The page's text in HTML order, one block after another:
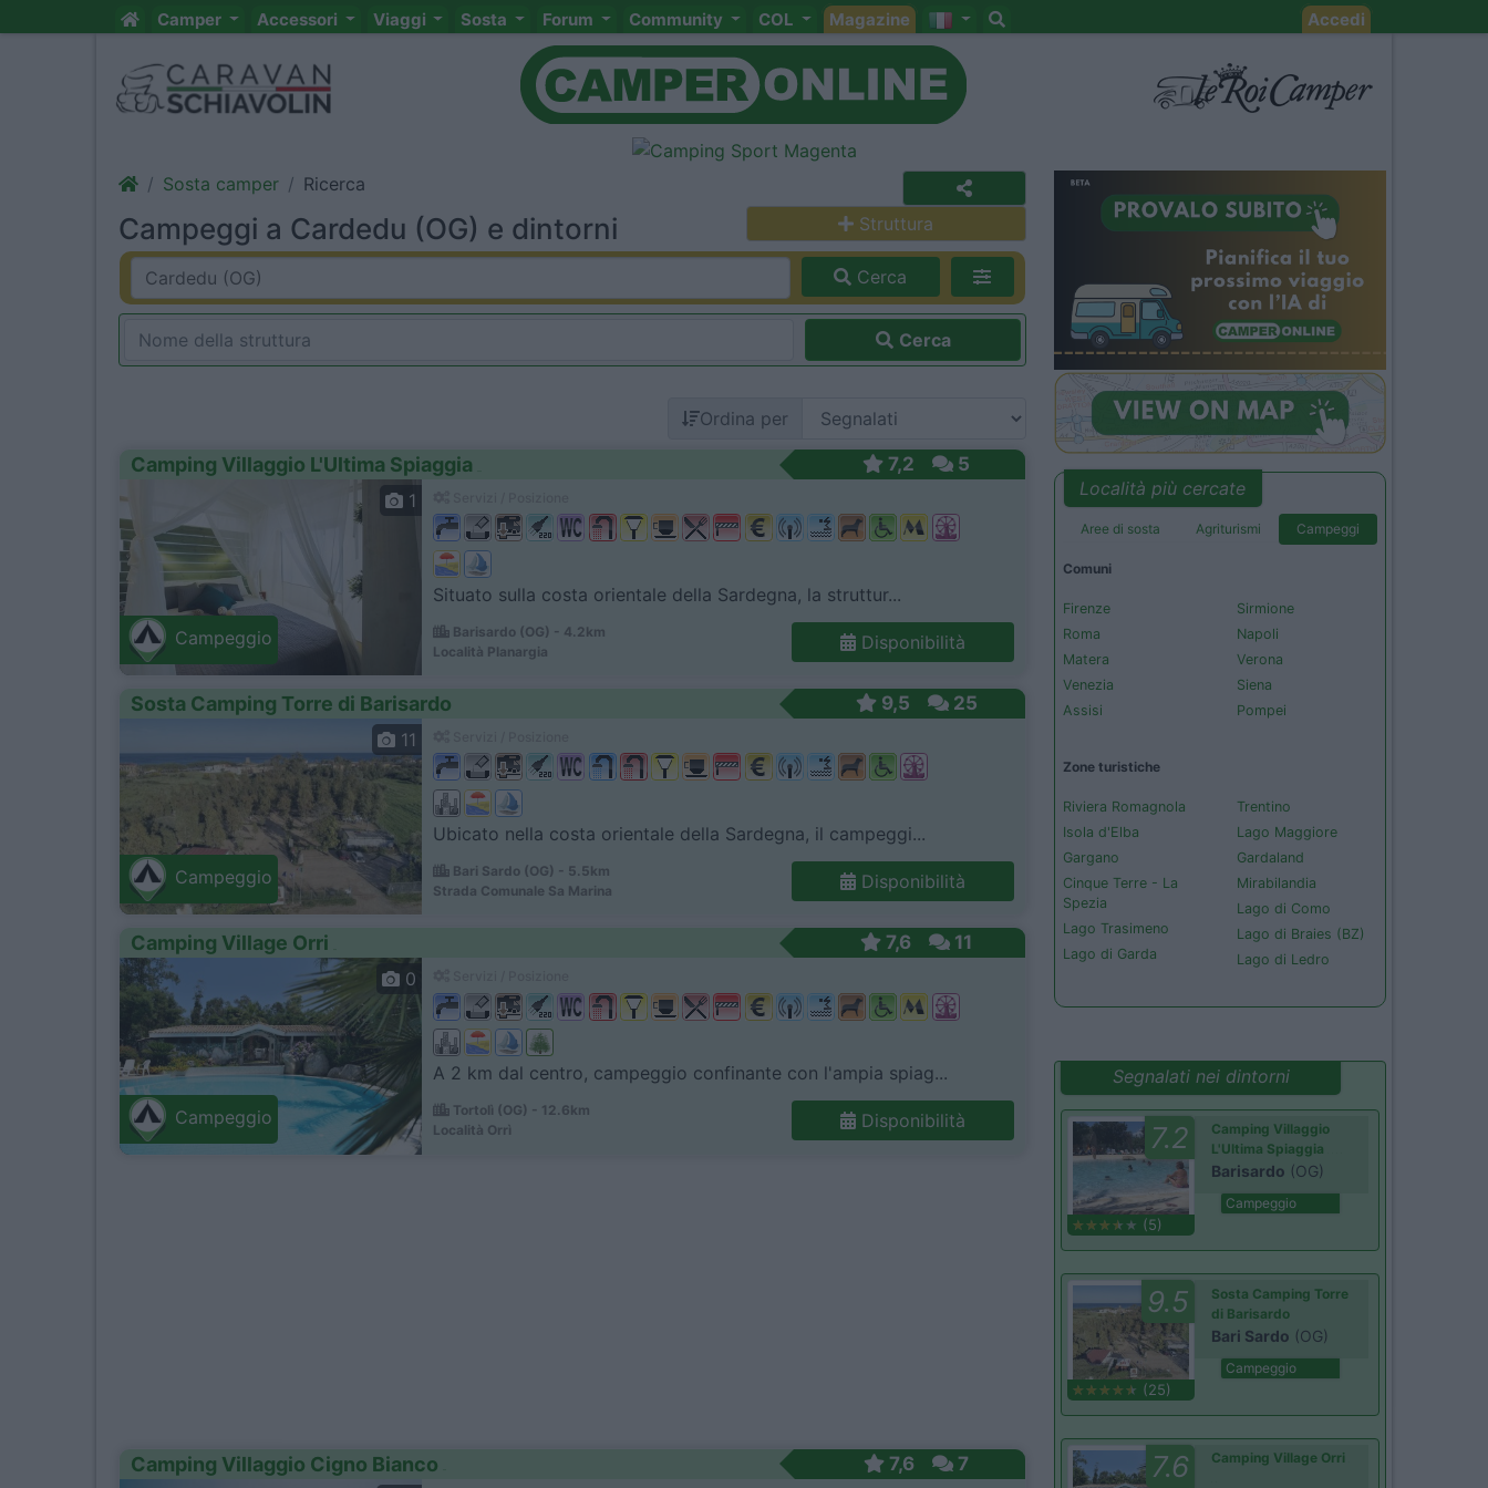
Camper Accessori Viaggi Sosta Forum Community COL Magazine Accedi
Sosta camper Ricerca
Campeggi a Cardedu (OG) e dintorni Struttura
Cerca
Cerca
Ordina per
Camping Villaggio L'Ultima Spiaggia 7,2 5
Campeggio
1
Situato sulla costa orientale della Sardegna, la struttur...
Barisardo (OG) - 4.2km
Località Planargia
Disponibilità
Sosta Camping Torre di Barisardo 9,5 25
Campeggio
11
Ubicato nella costa orientale della Sardegna, il campeggi...
Bari Sardo (OG) - 5.5km
Strada Comunale Sa Marina
Disponibilità
Camping Village Orri 7,6 11
Campeggio
0
A 2 km dal centro, campeggio confinante con l'ampia spiag...
Tortolì (OG) - 12.6km
Località Orrì
Disponibilità
Camping Villaggio Cigno Bianco 7,6 7
Località più cercate
Aree di sosta Agriturismi Campeggi
Comuni
Firenze
Roma
Matera
Venezia
Assisi
Sirmione
Napoli
Verona
Siena
Pompei
Zone turistiche
Riviera Romagnola
Isola d'Elba
Gargano
Cinque Terre - La
Spezia
Lago Trasimeno
Lago di Garda
Trentino
Lago Maggiore
Gardaland
Mirabilandia
Lago di Como
Lago di Braies (BZ)
Lago di Ledro
Segnalati nei dintorni
7.2
(5)
Camping Villaggio
L'Ultima Spiaggia
Barisardo (OG)
Campeggio
9.5
(25)
Sosta Camping Torre
di Barisardo
Bari Sardo (OG)
Campeggio
7.6 Camping Village Orri